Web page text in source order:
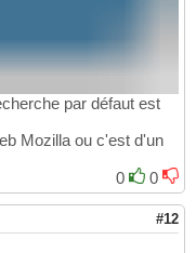
par défaut est
Mozilla ou c'est d'un
0
0
#12